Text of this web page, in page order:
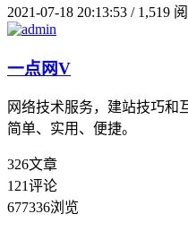
2021-07-18 20:13:53 /1,519
一点网V
网络技术服务，建站技巧和
简单、实用、便捷。
326文章
121评论
677336浏览